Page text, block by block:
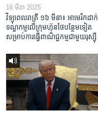
16 មីនា 2025
វិទ្យុពេលរាត្រី ១៦ មីនា៖ អាមេរិក​ដាក់​
ទណ្ឌកម្ម​លើ​ក្រុមហ៊ុន​ថៃ​បន្ថែម​ទៀត​
សម្រាប់​ការ​ធ្វើ​ពាណិជ្ជកម្ម​ជាមួយ​រុស្ស៊ី